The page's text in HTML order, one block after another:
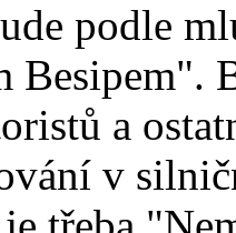
podle
Besipem".
a
v